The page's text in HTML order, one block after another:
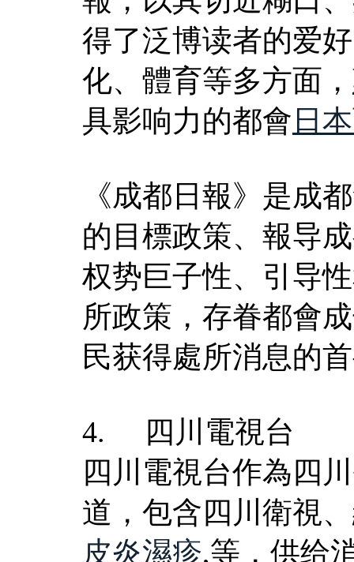
得了泛博读者的爱
化、體育等多方面，
具影响力的都會 日
《成都日報》是成
的目標政策、報导
权势巨子性、引导
所政策，存眷都會
民获得處所消息的
4. 四川電視台
四川電視台作為四
道，包含四川衛視
皮炎濕疹,等，供给